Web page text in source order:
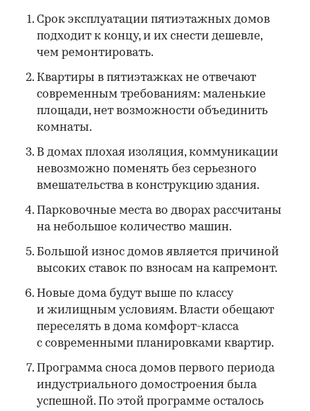
Срок эксплуатации пятиэтажных домов
подходит к концу, и их снести дешевле,
чем ремонтировать.
Квартиры в пятиэтажках не отвечают
современным требованиям: маленькие
площади, нет возможности объединить
комнаты.
В домах плохая изоляция, коммуникации
невозможно поменять без серьезного
вмешательства в конструкцию здания.
Парковочные места во дворах рассчитаны
на небольшое количество машин.
Большой износ домов является причиной
высоких ставок по взносам на капремонт.
Новые дома будут выше по классу
и жилищным условиям. Власти обещают
переселять в дома комфорт-класса
с современными планировками квартир.
Программа сноса домов первого периода
индустриального домостроения была
успешной. По этой программе осталось